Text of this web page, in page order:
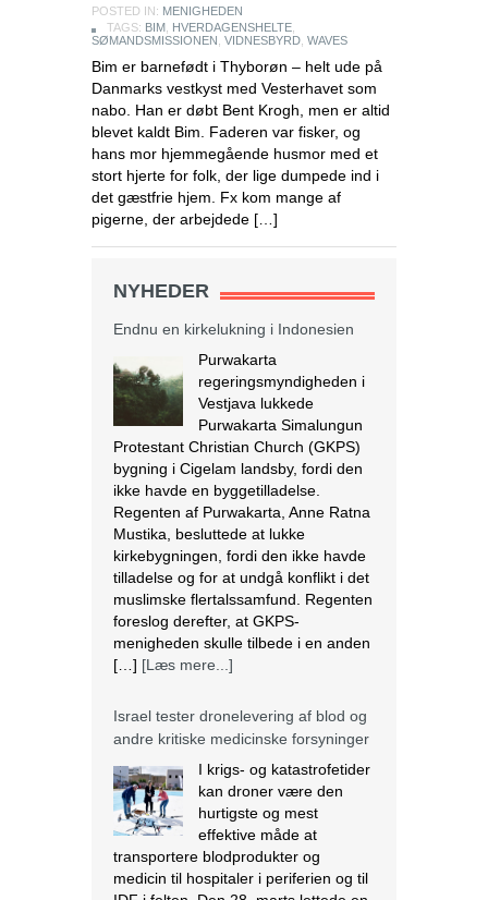
POSTED IN: MENIGHEDEN
TAGS: BIM HVERDAGENSHELTE
SØMANDSMISSIONEN VIDNESBYRD WAVES
Bim er barnefødt i Thyborøn – helt ude på
Danmarks vestkyst med Vesterhavet som
nabo. Han er døbt Bent Krogh, men er altid
blevet kaldt Bim. Faderen var fisker, og
hans mor hjemmegående husmor med et
stort hjerte for folk, der lige dumpede ind i
det gæstfrie hjem. Fx kom mange af
pigerne, der arbejdede […]
NYHEDER
Endnu en kirkelukning i Indonesien
Vestjava lukkede
Purwakarta Simalungun
Protestant Christian Church (GKPS)
ikke havde en byggetilladelse.
Regenten af Purwakarta, Anne Ratna
Mustika, besluttede at lukke
kirkebygningen, fordi den ikke havde
tilladelse og for at undgå konflikt i det
muslimske flertalssamfund. Regenten
foreslog derefter, at GKPS-
menigheden skulle tilbede i en anden
[…][Læs mere...]
Israel tester dronelevering af blod og
andre kritiske medicinske forsyninger
I krigs- og katastrofetider
kan droner være den
effektive måde at
transportere blodprodukter og
IDF i felten. Den 28. marts lettede en
autonom drone med 3,8 kg blod fra
Rambam Medical Center i Haifa og
landede 13 minutter senere ved
Galilee Medical Center i Nahariya,
[…][Læs mere...]